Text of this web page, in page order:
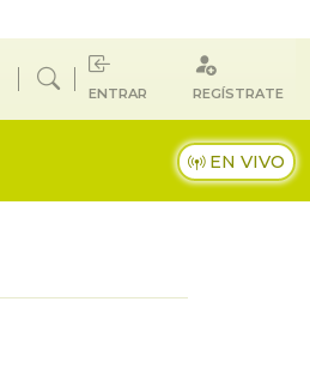
ENTRAR REGÍSTRATE
EN VIVO